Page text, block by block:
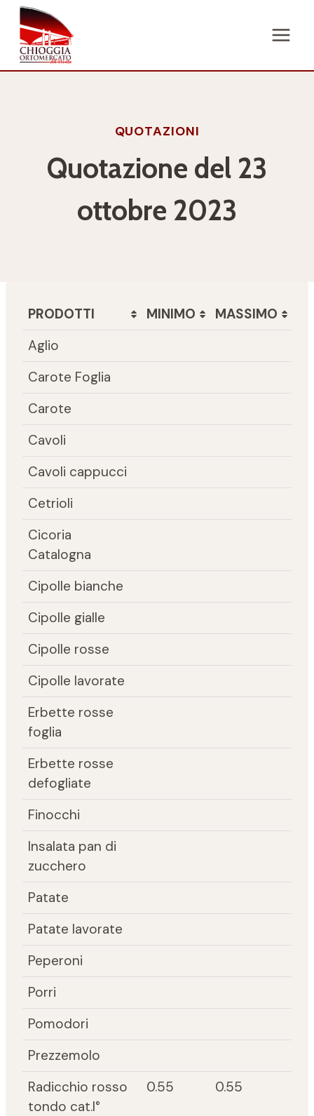
Salta
contenuto
QUOTAZIONI
Quotazione del 23
ottobre 2023
PRODOTTI MINIMO
MASSIMO
Aglio
Carote Foglia
Carote
Cavoli
Cavoli cappucci
Cetrioli
Cicoria
Catalogna
Cipolle bianche
Cipolle gialle
Cipolle rosse
Cipolle lavorate
Erbette rosse
foglia
Erbette rosse
defogliate
Finocchi
Insalata pan di
zucchero
Patate
Patate lavorate
Peperoni
Porri
Pomodori
Prezzemolo
Radicchio rosso
tondo cat.I°
0.55 0.55